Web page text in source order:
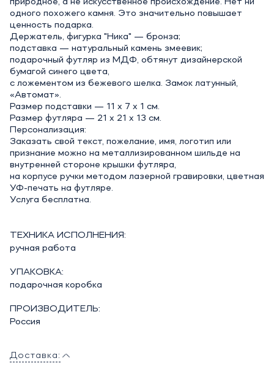
одного похожего камня. Это значительно повышает
ценность подарка.
Держатель, фигурка "Ника" — бронза;
подставка — натуральный камень змеевик;
подарочный футляр из МДФ, обтянут дизайнерской
бумагой синего цвета,
с ложементом из бежевого шелка. Замок латунный,
«Автомат».
Размер подставки — 11 х 7 х 1 см.
Размер футляра — 21 х 21 х 13 см.
Персонализация:
Заказать свой текст, пожелание, имя, логотип или
признание можно на металлизированном шильде на
внутренней стороне крышки футляра,
на корпусе ручки методом лазерной гравировки, цветная
УФ-печать на футляре.
Услуга бесплатна.
ТЕХНИКА ИСПОЛНЕНИЯ:
ручная работа
УПАКОВКА:
подарочная коробка
ПРОИЗВОДИТЕЛЬ:
Россия
Доставка: